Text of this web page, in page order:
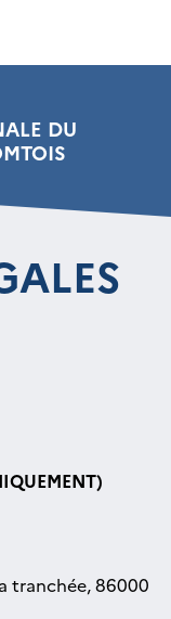
DU
tranchée, 86000